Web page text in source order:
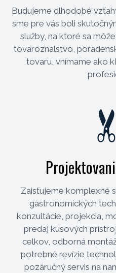
Budujeme dlhodobé
sme pre vás boli
služby, na ktoré sa
tovaroznalstvo,
tovaru, vnímame ako
Zaisťujeme komplexné
gastronomických
konzultácie, projekcia,
predaj kusových
celkov, odborná
potrebné revízie
pozáručný servis na